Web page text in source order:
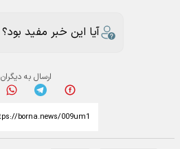
آیا این خبر مفید بود؟
ارسال به دیگران